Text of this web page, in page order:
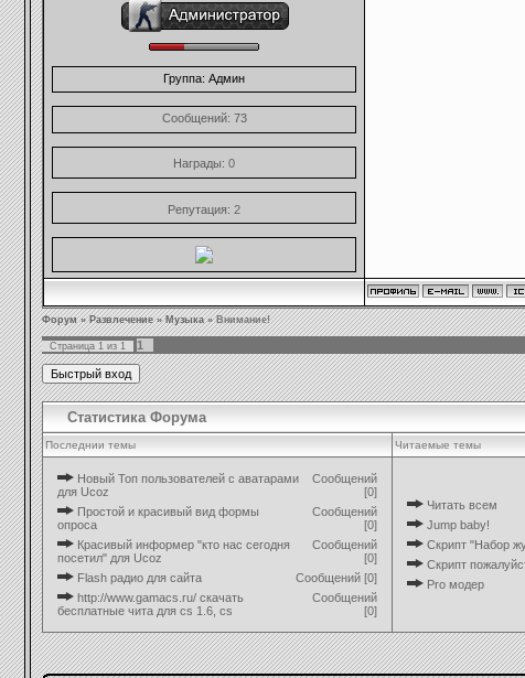
Группа: Админ
Сообщений: 73
Награды: 0
Репутация: 2
Форум » Развлечение » Музыка » Внимание!
Страница 1 из 1
1
Статистика Форума
Последнии темы Читаемые темы
Новый Топ пользователей с аватарами
для Ucoz
Сообщений
[0]
Простой и красивый вид формы
опроса
Сообщений
[0]
Красивый информер "кто нас сегодня
посетил" для Ucoz
Сообщений
[0]
Flash радио для сайта
Сообщений [0]
http://www.gamacs.ru/ cкачать
бесплатные чита для cs 1.6, cs
Сообщений
[0]
Читать всем
Jump baby!
Скрипт "Набор
Скрипт
Pro модер